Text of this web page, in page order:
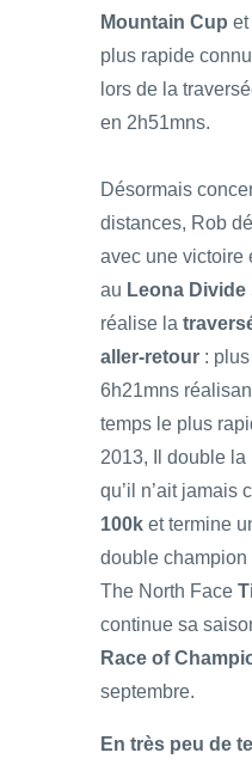
Mountain Cup et
plus rapide
lors de la
en 2h51mns.
Désormais
distances, Rob
avec une victoire
au Leona Divide
réalise la
aller-retour :
6h21mns
temps le plus
2013, Il double
qu’il n’ait jamais
100k et termine
double champion
The North Face
continue sa
Race of
septembre.
En très peu de